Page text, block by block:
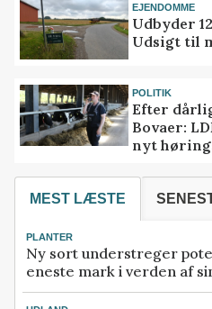
EJENDOMME
Udbyder
Udsigt til
POLITIK
Efter
Bovaer:
nyt
MEST LÆSTE
PLANTER
Ny sort understreger
eneste mark i verden af